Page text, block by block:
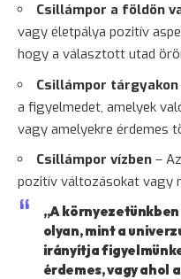
Csillámpor a földön
vagy életpálya pozitív
hogy a választott utad
Csillámpor tárgyakon
a figyelmedet, amelyek
vagy amelyekre érdemes
Csillámpor vízben –
pozitív változásokat vagy
„A
olyan, mint a
irányítja
érdemes, vagy ahol